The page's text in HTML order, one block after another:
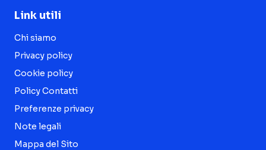
Link utili
Chi siamo
Privacy policy
Cookie policy
Policy Contatti
Preferenze privacy
Note legali
Mappa del Sito